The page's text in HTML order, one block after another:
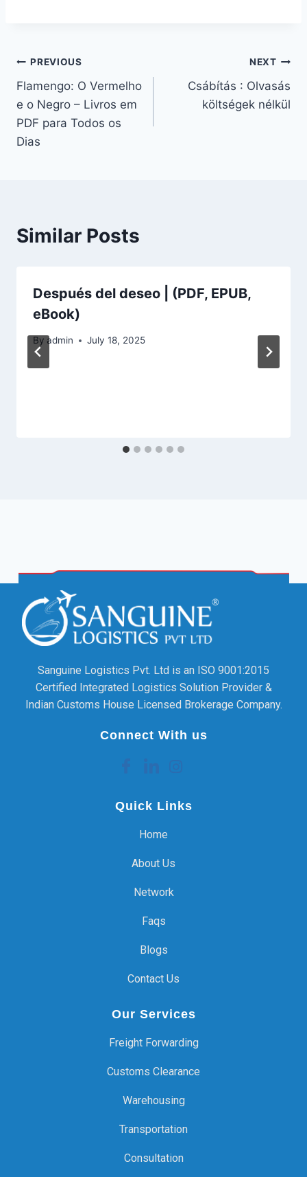
PREVIOUS
Flamengo: O Vermelho
e o Negro – Livros em
PDF para Todos os
Dias
NEXT
Csábítás : Olvasás
költségek nélkül
Similar Posts
Después del deseo | (PDF, EPUB,
eBook)
By admin July 18, 2025
Sanguine Logistics Pvt. Ltd is an ISO 9001:2015
Certified Integrated Logistics Solution Provider &
Indian Customs House Licensed Brokerage Company.
Connect With us
Quick Links
Home
About Us
Network
Faqs
Blogs
Contact Us
Our Services
Freight Forwarding
Customs Clearance
Warehousing
Transportation
Consultation